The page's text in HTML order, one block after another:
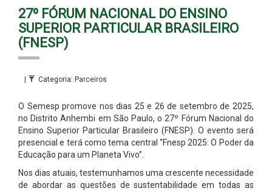
27º FÓRUM NACIONAL DO ENSINO
SUPERIOR PARTICULAR BRASILEIRO
(FNESP)
| Categoria: Parceiros
O Semesp promove nos dias 25 e 26 de setembro de 2025,
no Distrito Anhembi em São Paulo, o 27º Fórum Nacional do
Ensino Superior Particular Brasileiro (FNESP). O evento será
presencial e terá como tema central “Fnesp 2025: O Poder da
Educação para um Planeta Vivo”.
Nos dias atuais, testemunhamos uma crescente necessidade
de abordar as questões de sustentabilidade em todas as